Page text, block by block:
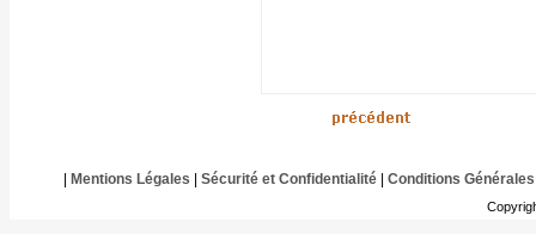
Mentions Légales Sécurité et Confidentialité| Conditions Générales